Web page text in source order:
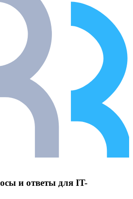
и ответы для IT-